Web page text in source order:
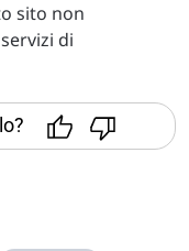
sito non
di